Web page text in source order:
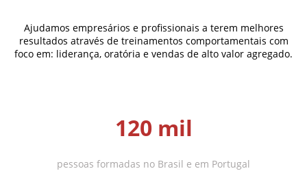
Ajudamos empresários e profissionais a terem melhores
resultados através de treinamentos comportamentais com
foco em: liderança, oratória e vendas de alto valor agregado.
120 mil
pessoas formadas no Brasil e em Portugal